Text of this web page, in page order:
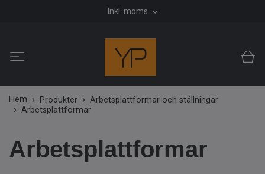
Inkl. moms
Hem Produkter
Arbetsplattformar och ställningar
Arbetsplattformar
Arbetsplattformar